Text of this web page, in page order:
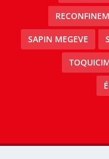
SAPIN MEGEVE